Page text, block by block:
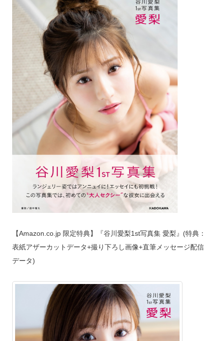
【Amazon.co.jp 限定特典】『谷川愛梨1st写真集 愛梨』(特典：
表紙アザーカットデータ+撮り下ろし画像+直筆メッセージ配信
データ)